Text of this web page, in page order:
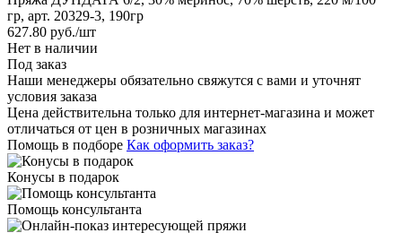
гр, арт. 20329-3, 190гр
627.80 руб./шт
Нет в наличии
Под заказ
Наши менеджеры обязательно свяжутся с вами и уточнят
условия заказа
Цена действительна только для интернет-магазина и может
отличаться от цен в розничных магазинах
Помощь в подборе Как оформить заказ?
Конусы в подарок
Помощь консультанта